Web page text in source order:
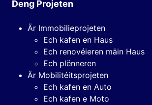
Deng Projeten
Är Immobilieprojeten
Ech kafen en Haus
Ech renovéieren mäin Haus
Ech plënneren
Är Mobilitéitsprojeten
Ech kafen en Auto
Ech kafen e Moto